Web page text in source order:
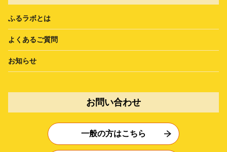
ふるラボとは
よくあるご質問
お知らせ
お問い合わせ
一般の方はこちら